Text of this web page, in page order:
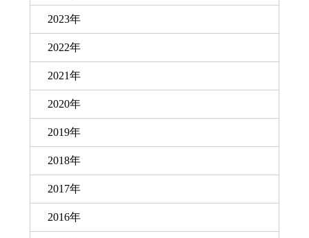
2023年
2022年
2021年
2020年
2019年
2018年
2017年
2016年